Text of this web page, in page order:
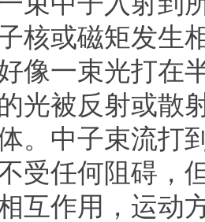
核或磁矩发生
像一束光打在
光被反射或散
。中子束流打
受任何阻碍，
互作用，运动